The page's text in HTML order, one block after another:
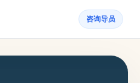
咨询导员